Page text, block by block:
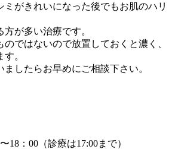
ミがきれいになった後でもお肌のハリ
が多い治療です。
ではないので放置しておくと濃く、
。
したらお早めにご相談下さい。
18：00（診療は17:00まで）